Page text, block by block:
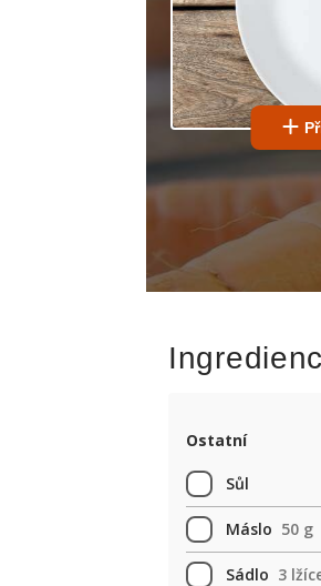
Ostatní
Sůl
Máslo 50 g
Sádlo 3